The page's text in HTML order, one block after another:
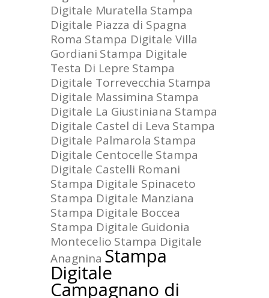
Digitale Muratella Stampa
Digitale Piazza di Spagna
Roma Stampa Digitale Villa
Gordiani Stampa Digitale
Testa Di Lepre Stampa
Digitale Torrevecchia Stampa
Digitale Massimina Stampa
Digitale La Giustiniana Stampa
Digitale Castel di Leva Stampa
Digitale Palmarola Stampa
Digitale Centocelle Stampa
Digitale Castelli Romani
Stampa Digitale Spinaceto
Stampa Digitale Manziana
Stampa Digitale Boccea
Stampa Digitale Guidonia
Montecelio Stampa Digitale
Anagnina Stampa
Digitale
Campagnano di